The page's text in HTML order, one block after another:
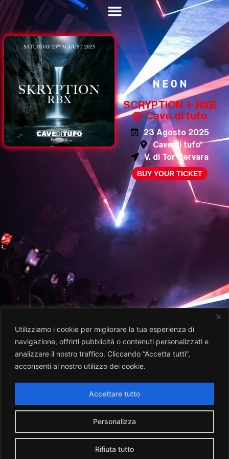
Utilizziamo i cookie per migliorare la tua esperienza di
navigazione, offrirti pubblicità o contenuti personalizzati e
analizzare il nostro traffico. Cliccando “Accetta tutti”,
acconsenti al nostro utilizzo dei cookie.
Personalizza
Rifiuta tutto
Accettare tutto
SCRYPTION + RXB
@ Cave di tufo
23 Agosto 2025
Cave di tufo
V. di Tor Cervara
BUY YOUR TICKET